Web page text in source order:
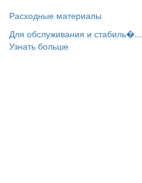
Расходные материалы
Для обслуживания и стабиль�...
Узнать больше